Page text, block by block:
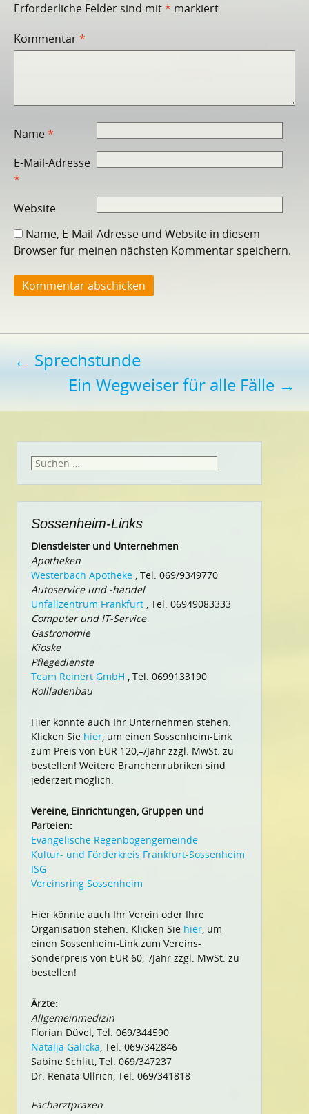
Erforderliche Felder sind mit* markiert
Kommentar*
Name*
E-Mail-Adresse
*
Website
Name, E-Mail-Adresse und Website in diesem
Browser für meinen nächsten Kommentar speichern.
Beitragsnavigation
← Sprechstunde
Ein Wegweiser für alle Fälle →
Suchen
Sossenheim-Links
Dienstleister und Unternehmen
Apotheken
Westerbach Apotheke , Tel. 069/9349770
Autoservice und -handel
Unfallzentrum Frankfurt , Tel. 06949083333
Computer und IT-Service
Gastronomie
Kioske
Pflegedienste
Team Reinert GmbH , Tel. 0699133190
Rollladenbau
Hier könnte auch Ihr Unternehmen stehen.
Klicken Sie hier, um einen Sossenheim-Link
zum Preis von EUR 120,–/Jahr zzgl. MwSt. zu
bestellen! Weitere Branchenrubriken sind
jederzeit möglich.
Vereine, Einrichtungen, Gruppen und
Parteien:
Evangelische Regenbogengemeinde
Kultur- und Förderkreis Frankfurt-Sossenheim
ISG
Vereinsring Sossenheim
Hier könnte auch Ihr Verein oder Ihre
Organisation stehen. Klicken Sie hier, um
einen Sossenheim-Link zum Vereins-
Sonderpreis von EUR 60,–/Jahr zzgl. MwSt. zu
bestellen!
Ärzte:
Allgemeinmedizin
Florian Düvel, Tel. 069/344590
Natalja Galicka, Tel. 069/342846
Sabine Schlitt, Tel. 069/347237
Dr. Renata Ullrich, Tel. 069/341818
Facharztpraxen